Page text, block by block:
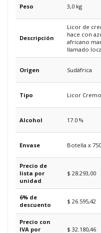
Peso 3,0 kg
Descripción
Licor de
hace con
africano
llamado
Origen Sudáfrica
Tipo Licor
Alcohol 17.0 %
Envase Botella x
Precio de
lista por
unidad
$ 28.293,00
6% de
descuento
$ 26.595,42
Precio con
IVA por
$ 32.180,46